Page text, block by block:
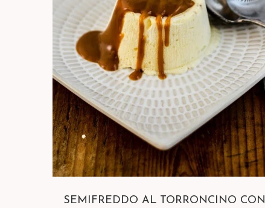
SEMIFREDDO AL TORRONCINO CON